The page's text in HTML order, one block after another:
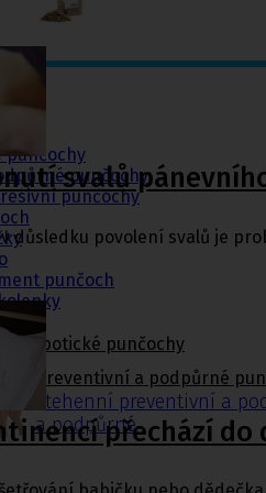
punčochy
punčochy
punčochy
punčoch
punčochy
Preventivní a podpůrné
Stehenní preventivní a
a podpůrné
svalů
důsledku povolení svalů je
přechází do